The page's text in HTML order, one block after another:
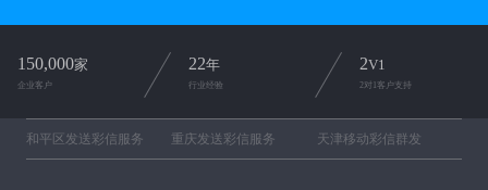
150,000家
企业客户
22年
行业经验
2V1
2对1客户支持
和平区发送彩信服务 重庆发送彩信服务 天津移动彩信群发